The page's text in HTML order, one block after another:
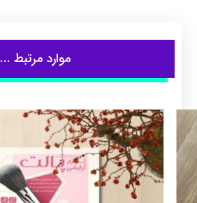
موارد مرتبط ...